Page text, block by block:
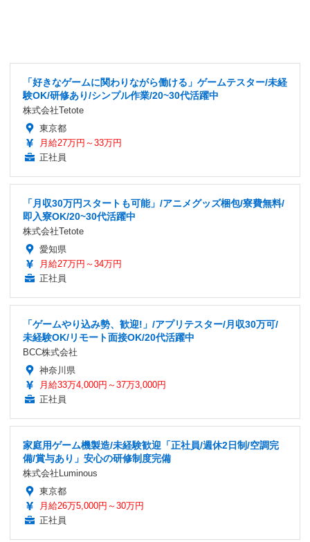
「好きなゲームに関わりながら働ける」ゲームテスター/未経
験OK/研修あり/シンプル作業/20~30代活躍中
株式会社Tetote
東京都
月給27万円～33万円
正社員
「月収30万円スタートも可能」/アニメグッズ梱包/寮費無料/
即入寮OK/20~30代活躍中
株式会社Tetote
愛知県
月給27万円～34万円
正社員
「ゲームやり込み勢、歓迎!」/アプリテスター/月収30万可/
未経験OK/リモート面接OK/20代活躍中
BCC株式会社
神奈川県
月給33万4,000円～37万3,000円
正社員
家庭用ゲーム機製造/未経験歓迎「正社員/週休2日制/空調完
備/賞与あり」安心の研修制度完備
株式会社Luminous
東京都
月給26万5,000円～30万円
正社員